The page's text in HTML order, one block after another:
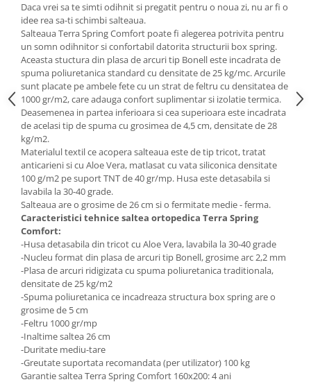
Scaune birou pentru copii
Saltele patuturi copii
Paturi copii
Masa si scaune gradinita
Seturi comode living si dormitor
Daca vrei sa te simti odihnit si pregatit pentru o noua zi, nu ar fi o
idee rea sa-ti schimbi salteaua.
Salteaua Terra Spring Comfort poate fi alegerea potrivita pentru
un somn odihnitor si confortabil datorita structurii box spring.
Aceasta stuctura din plasa de arcuri tip Bonell este incadrata de
spuma poliuretanica standard cu densitate de 25 kg/mc. Arcurile
sunt placate pe ambele fete cu un strat de feltru cu densitatea de
1000 gr/m2, care adauga confort suplimentar si izolatie termica.
Deasemenea in partea inferioara si cea superioara este incadrata
de acelasi tip de spuma cu grosimea de 4,5 cm, densitate de 28
kg/m2.
Materialul textil ce acopera salteaua este de tip tricot, tratat
anticarieni si cu Aloe Vera, matlasat cu vata siliconica densitate
100 g/m2 pe suport TNT de 40 gr/mp. Husa este detasabila si
lavabila la 30-40 grade.
Salteaua are o grosime de 26 cm si o fermitate medie - ferma.
Caracteristici tehnice saltea ortopedica Terra Spring
Comfort:
-Husa detasabila din tricot cu Aloe Vera, lavabila la 30-40 grade
-Nucleu format din plasa de arcuri tip Bonell, grosime arc 2,2 mm
-Plasa de arcuri ridigizata cu spuma poliuretanica traditionala,
densitate de 25 kg/m2
-Spuma poliuretanica ce incadreaza structura box spring are o
grosime de 5 cm
-Feltru 1000 gr/mp
-Inaltime saltea 26 cm
-Duritate mediu-tare
-Greutate suportata recomandata (per utilizator) 100 kg
Garantie saltea Terra Spring Comfort 160x200: 4 ani